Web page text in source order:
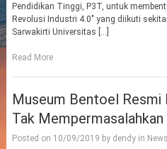
Pendidikan Tinggi, P3T, untuk
Revolusi Industri 4.0″ yang diikuti
Sarwakirti Universitas […]
Read More
Museum Bentoel Resmi
Tak Mempermasalahkan
Posted on 10/09/2019 by dendyin News